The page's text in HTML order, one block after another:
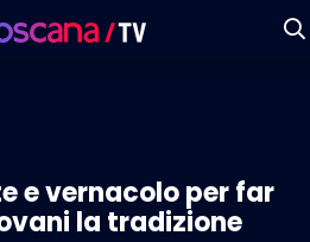
e vernacolo per far
la tradizione